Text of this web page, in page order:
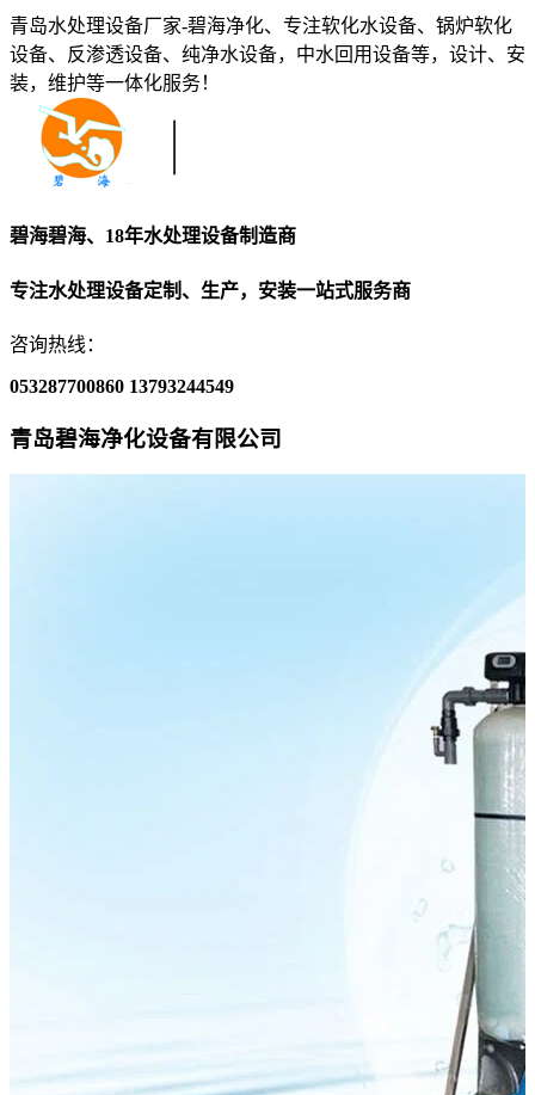
青岛水处理设备厂家-碧海净化、专注软化水设备、锅炉软化
设备、反渗透设备、纯净水设备，中水回用设备等，设计、安
装，维护等一体化服务！
碧海碧海、18年水处理设备制造商
专注水处理设备定制、生产，安装一站式服务商
咨询热线：
053287700860 13793244549
青岛碧海净化设备有限公司